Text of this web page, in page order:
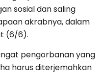
sosial dan saling
akrabnya, dalam
(6/6).
pengorbanan yang
harus diterjemahkan